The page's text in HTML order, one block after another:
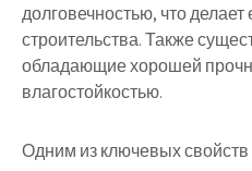
долговечностью, что
строительства. Также
обладающие хорошей
влагостойкостью.
Одним из ключевых